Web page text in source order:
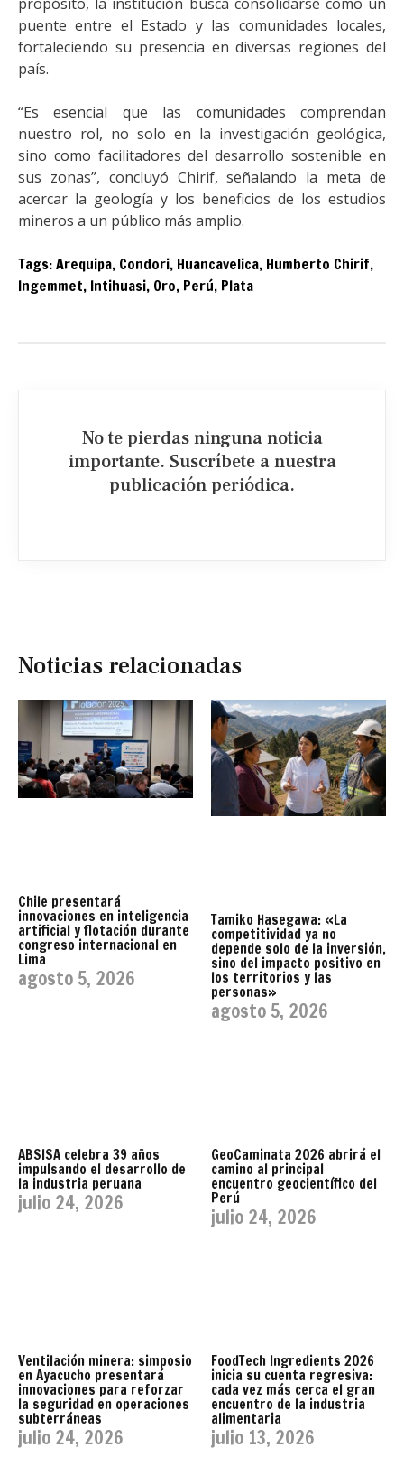
puente entre el Estado y las comunidades locales,
fortaleciendo su presencia en diversas regiones del
país.
“Es esencial que las comunidades comprendan
nuestro rol, no solo en la investigación geológica,
sino como facilitadores del desarrollo sostenible en
sus zonas”, concluyó Chirif, señalando la meta de
acercar la geología y los beneficios de los estudios
mineros a un público más amplio.
Tags:Arequipa, Condori, Huancavelica, Humberto Chirif,
Ingemmet, Intihuasi, Oro, Perú, Plata
No te pierdas ninguna noticia
importante. Suscríbete a nuestra
publicación periódica.​
Noticias relacionadas
Chile presentará
innovaciones en inteligencia
artificial y flotación durante
congreso internacional en
Lima
agosto 5, 2026
Tamiko Hasegawa: «La
competitividad ya no
depende solo de la inversión,
sino del impacto positivo en
los territorios y las
personas»
agosto 5, 2026
ABSISA celebra 39 años
impulsando el desarrollo de
la industria peruana
julio 24, 2026
GeoCaminata 2026 abrirá el
camino al principal
encuentro geocientífico del
Perú
julio 24, 2026
Ventilación minera: simposio
en Ayacucho presentará
innovaciones para reforzar
la seguridad en operaciones
subterráneas
julio 24, 2026
FoodTech Ingredients 2026
inicia su cuenta regresiva:
cada vez más cerca el gran
encuentro de la industria
alimentaria
julio 13, 2026